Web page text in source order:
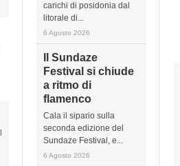
carichi di posidonia dal
litorale di...
6 Agosto 2026
Il Sundaze
Festival si chiude
a ritmo di
flamenco
Cala il sipario sulla
seconda edizione del
Sundaze Festival, e...
6 Agosto 2026